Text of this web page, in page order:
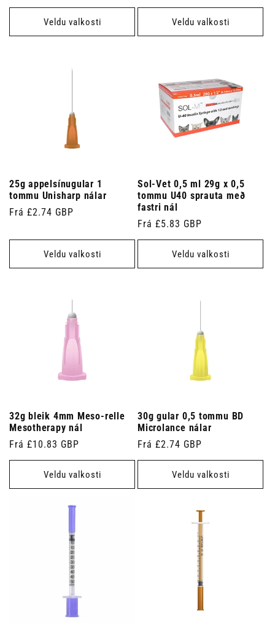
verð
Veldu valkosti Veldu valkosti
25g appelsínugular 1
tommu Unisharp nálar
Venjulegt
Frá £2.74 GBP
Veldu valkosti
Sol-Vet 0,5 ml 29g x 0,5
tommu U40 sprauta með
fastri nál
Venjulegt
verð
Frá £5.83 GBP
Veldu valkosti
32g bleik 4mm Meso-relle
Mesotherapy nál
Venjulegt
verð
Frá £10.83 GBP
Veldu valkosti
30g gular 0,5 tommu BD
Microlance nálar
Venjulegt
verð
Frá £2.74 GBP
Veldu valkosti